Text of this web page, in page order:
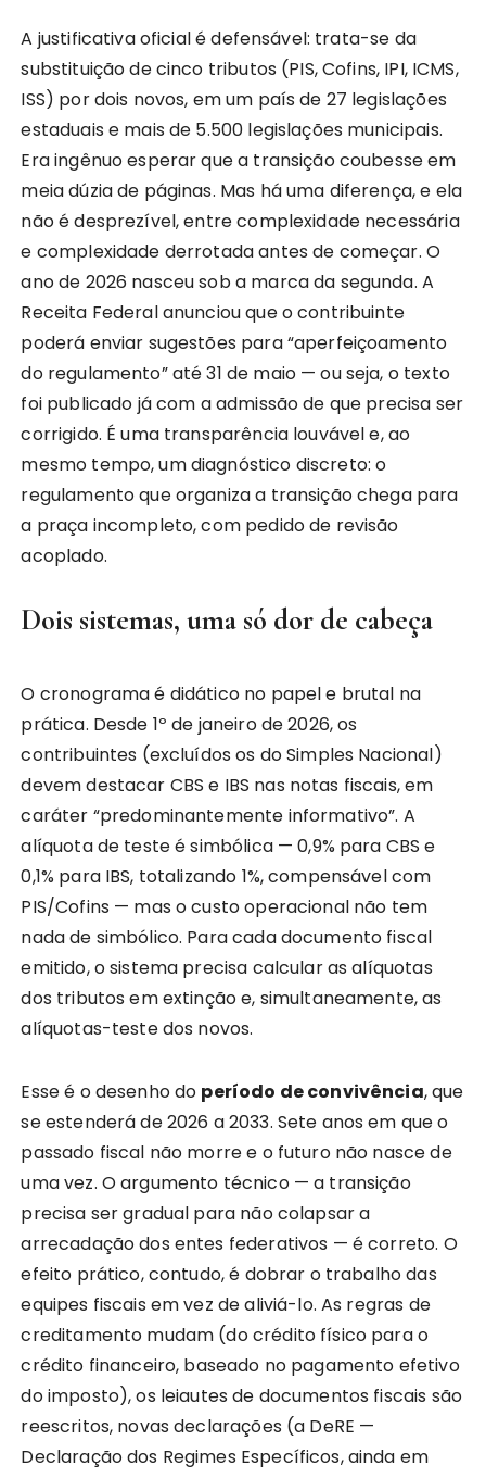
A justificativa oficial é defensável: trata-se da
substituição de cinco tributos (PIS, Cofins, IPI, ICMS,
ISS) por dois novos, em um país de 27 legislações
estaduais e mais de 5.500 legislações municipais.
Era ingênuo esperar que a transição coubesse em
meia dúzia de páginas. Mas há uma diferença, e ela
não é desprezível, entre complexidade necessária
e complexidade derrotada antes de começar. O
ano de 2026 nasceu sob a marca da segunda. A
Receita Federal anunciou que o contribuinte
poderá enviar sugestões para “aperfeiçoamento
do regulamento” até 31 de maio — ou seja, o texto
foi publicado já com a admissão de que precisa ser
corrigido. É uma transparência louvável e, ao
mesmo tempo, um diagnóstico discreto: o
regulamento que organiza a transição chega para
a praça incompleto, com pedido de revisão
acoplado.
Dois sistemas, uma só dor de cabeça
O cronograma é didático no papel e brutal na
prática. Desde 1º de janeiro de 2026, os
contribuintes (excluídos os do Simples Nacional)
devem destacar CBS e IBS nas notas fiscais, em
caráter “predominantemente informativo”. A
alíquota de teste é simbólica — 0,9% para CBS e
0,1% para IBS, totalizando 1%, compensável com
PIS/Cofins — mas o custo operacional não tem
nada de simbólico. Para cada documento fiscal
emitido, o sistema precisa calcular as alíquotas
dos tributos em extinção e, simultaneamente, as
alíquotas-teste dos novos.
Esse é o desenho do período de convivência, que
se estenderá de 2026 a 2033. Sete anos em que o
passado fiscal não morre e o futuro não nasce de
uma vez. O argumento técnico — a transição
precisa ser gradual para não colapsar a
arrecadação dos entes federativos — é correto. O
efeito prático, contudo, é dobrar o trabalho das
equipes fiscais em vez de aliviá-lo. As regras de
creditamento mudam (do crédito físico para o
crédito financeiro, baseado no pagamento efetivo
do imposto), os leiautes de documentos fiscais são
reescritos, novas declarações (a DeRE —
Declaração dos Regimes Específicos, ainda em